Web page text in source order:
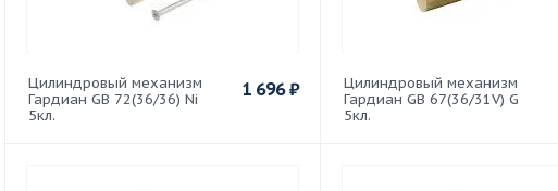
Цилиндровый механизм
Гардиан GB 72(36/36) Ni
5кл.
1 696₽
Цилиндровый механизм
Гардиан GB 67(36/31V) G
5кл.